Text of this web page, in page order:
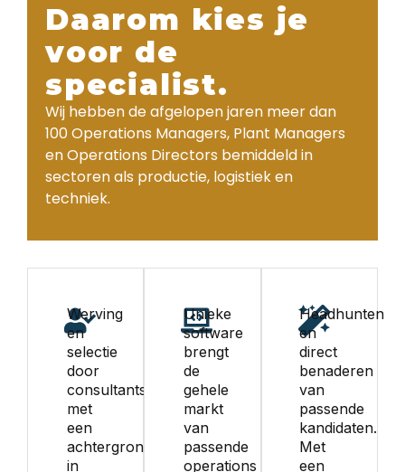
Daarom kies je
voor de
specialist.
Wij hebben de afgelopen jaren meer dan
100 Operations Managers, Plant Managers
en Operations Directors bemiddeld in
sectoren als productie, logistiek en
techniek.
Werving
en
selectie
door
consultants
met
een
achtergrond
in
Unieke
software
brengt
de
gehele
markt
van
passende
operations
Headhunten
en
direct
benaderen
van
passende
kandidaten.
Met
een